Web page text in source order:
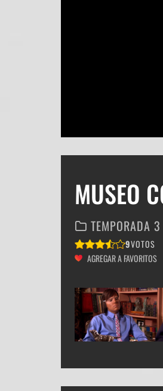
MUSEO
TEMPORADA 3
9VOTOS
AGREGAR A FAVORITOS